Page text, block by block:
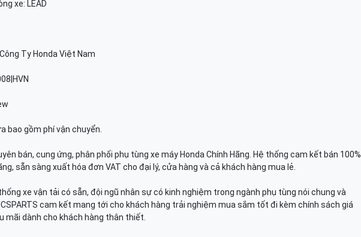
xe: LEAD
Ty Honda Việt Nam
bao gồm phí vận chuyển.
bán, cung ứng, phân phối phụ tùng xe máy Honda Chính Hãng. Hệ thống cam kết bán 100%
sẵn sàng xuất hóa đơn VAT cho đại lý, cửa hàng và cả khách hàng mua lẻ.
xe vận tải có sẵn, đội ngũ nhân sự có kinh nghiệm trong ngành phụ tùng nói chung và
cam kết mang tới cho khách hàng trải nghiệm mua sắm tốt đi kèm chính sách giá
mãi dành cho khách hàng thân thiết.